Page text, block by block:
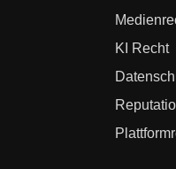
KI Recht